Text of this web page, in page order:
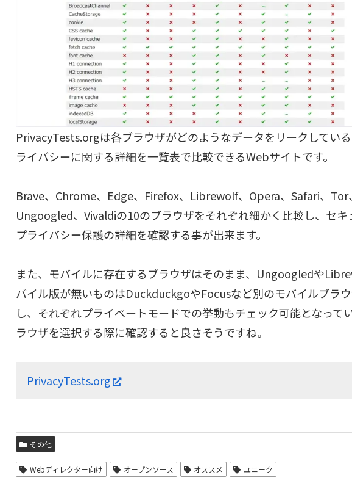
PrivacyTests.orgは各ブラウザがどのようなデータをリークしてい
ライバシーに関する詳細を一覧表で比較できるWebサイトです。
Brave、Chrome、Edge、Firefox、Librewolf、Opera、Safari、Tor、
Ungoogled、Vivaldiの10のブラウザをそれぞれ細かく比較し、セキ
プライバシー保護の詳細を確認する事が出来ます。
また、モバイルに存在するブラウザはそのまま、Ungoogledや
バイル版が無いものはDuckduckgoやFocusなど別のモバイルブラ
し、それぞれプライべートモードでの挙動もチェック可能となって
ラウザを選択する際に確認すると良さそうですね。
PrivacyTests.org
その他
Webディレクター向け オープンソース オススメ ユニーク